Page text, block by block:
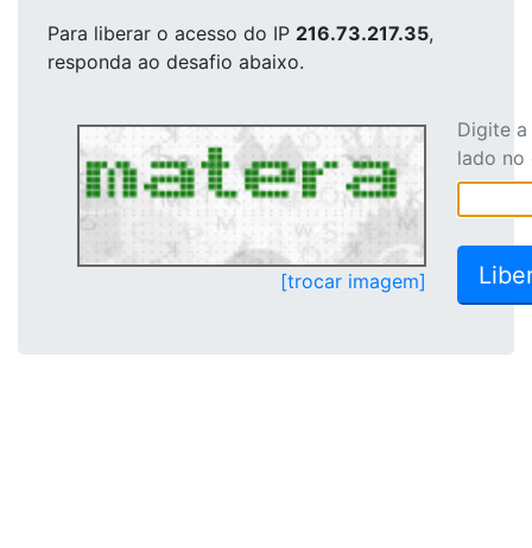
Para liberar o acesso do IP 216.73.217.35,
responda ao desafio abaixo.
[trocar imagem]
Digite
lado no